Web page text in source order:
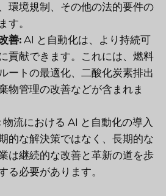
環境規制、その他の法的要件の
す。
善:AI と自動化は、より持続可
貢献できます。これには、燃料
ートの最適化、二酸化炭素排出
物管理の改善などが含まれま
物流における AI と自動化の導入
的な解決策ではなく、長期的な
は継続的な改善と革新の道を歩
る必要があります。